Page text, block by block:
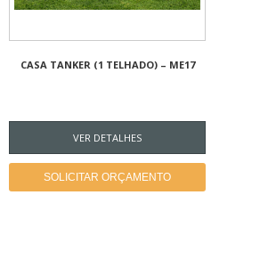
CASA TANKER (1 TELHADO) – ME17
VER DETALHES
SOLICITAR ORÇAMENTO